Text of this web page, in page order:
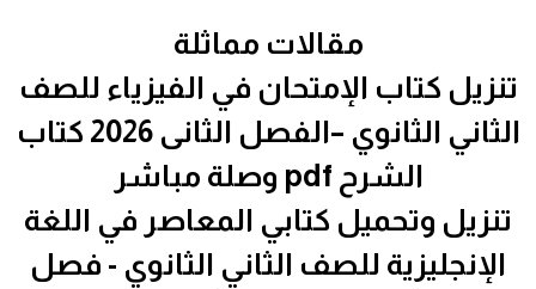
مقالات مماثلة
تنزيل كتاب الإمتحان في الفيزياء للصف
الثاني الثانوي –الفصل الثانى 2026 كتاب
الشرح pdf وصلة مباشر
تنزيل وتحميل كتابي المعاصر في اللغة
الإنجليزية للصف الثاني الثانوي - فصل